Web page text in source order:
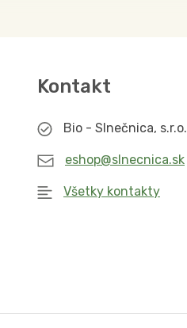
Kontakt
Bio - Slnečnica, s.r.o.
eshop@slnecnica.sk
Všetky kontakty